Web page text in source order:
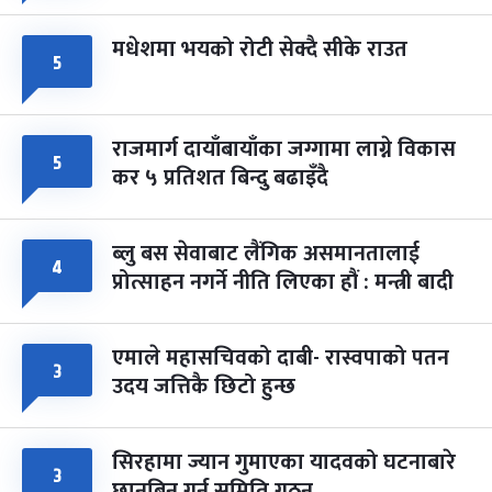
५ मधेशमा भयको रोटी सेक्दै सीके राउत
५ राजमार्ग दायाँबायाँका जग्गामा लाग्ने विकास
कर ५ प्रतिशत बिन्दु बढाइँदै
४ ब्लु बस सेवाबाट लैंगिक असमानतालाई
प्रोत्साहन नगर्ने नीति लिएका हौं : मन्त्री बादी
३ एमाले महासचिवको दाबी- रास्वपाको पतन
उदय जत्तिकै छिटो हुन्छ
३ सिरहामा ज्यान गुमाएका यादवको घटनाबारे